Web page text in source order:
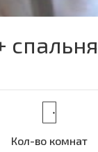
Кол-во комнат